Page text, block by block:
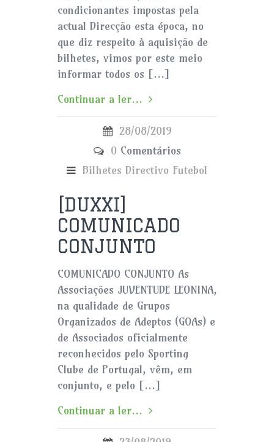
condicionantes impostas pela
actual Direcção esta época, no
que diz respeito à aquisição de
bilhetes, vimos por este meio
informar todos os […]
Continuar a ler...
28/08/2019
0 Comentários
Bilhetes Directivo Futebol
[DUXXI]
COMUNICADO
CONJUNTO
COMUNICADO CONJUNTO As
Associações JUVENTUDE LEONINA, TORCIDA
na qualidade de Grupos
Organizados de Adeptos (GOAs) e
de Associados oficialmente
reconhecidos pelo Sporting
Clube de Portugal, vêm, em
conjunto, e pelo […]
Continuar a ler...